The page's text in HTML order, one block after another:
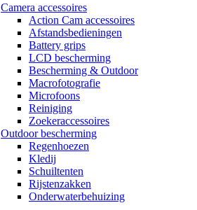
Camera accessoires
Action Cam accessoires
Afstandsbedieningen
Battery grips
LCD bescherming
Bescherming & Outdoor
Macrofotografie
Microfoons
Reiniging
Zoekeraccessoires
Outdoor bescherming
Regenhoezen
Kledij
Schuiltenten
Rijstenzakken
Onderwaterbehuizing